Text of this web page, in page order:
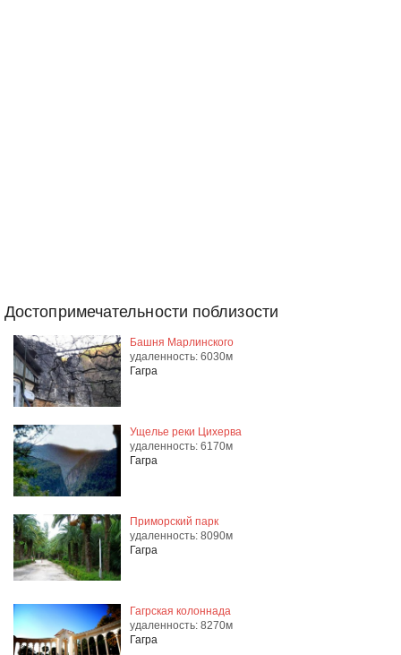
Достопримечательности поблизости
Башня Марлинского
удаленность: 6030м
Гагра
Ущелье реки Цихерва
удаленность: 6170м
Гагра
Приморский парк
удаленность: 8090м
Гагра
Гагрская колоннада
удаленность: 8270м
Гагра